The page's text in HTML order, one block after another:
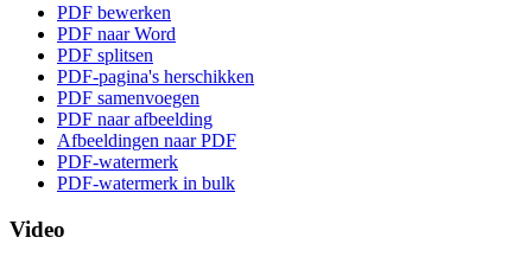
PDF bewerken
PDF naar Word
PDF splitsen
PDF-pagina's herschikken
PDF samenvoegen
PDF naar afbeelding
Afbeeldingen naar PDF
PDF-watermerk
PDF-watermerk in bulk
Video